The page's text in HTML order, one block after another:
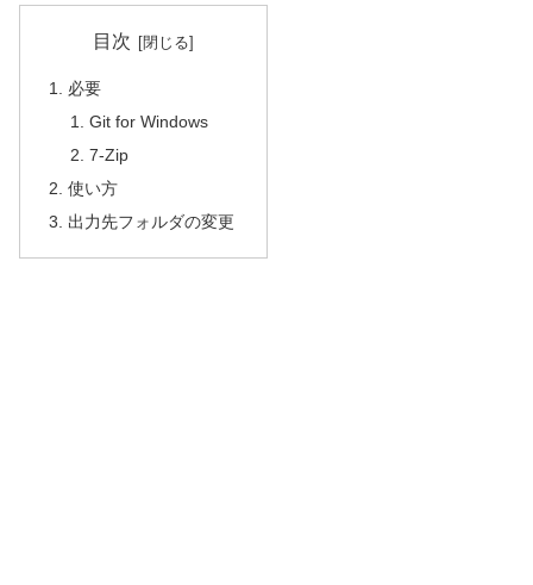
目次
必要
Git for Windows
7-Zip
使い方
出力先フォルダの変更